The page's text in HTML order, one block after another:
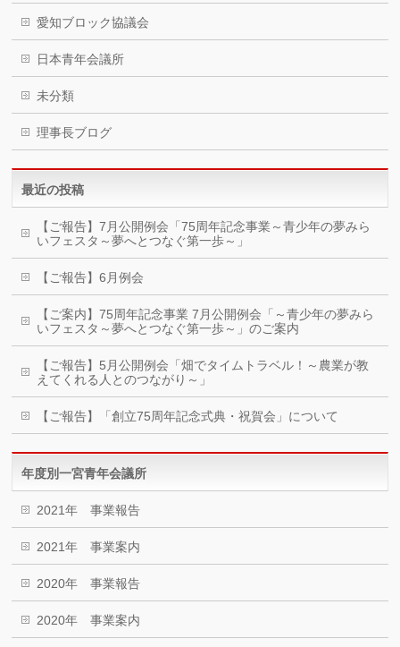
愛知ブロック協議会
日本青年会議所
未分類
理事長ブログ
最近の投稿
【ご報告】7月公開例会「75周年記念事業～青少年の夢みら
いフェスタ～夢へとつなぐ第一歩～」
【ご報告】6月例会
【ご案内】75周年記念事業 7月公開例会「～青少年の夢みら
いフェスタ～夢へとつなぐ第一歩～」のご案内
【ご報告】5月公開例会「畑でタイムトラベル！～農業が教
えてくれる人とのつながり～」
【ご報告】「創立75周年記念式典・祝賀会」について
年度別一宮青年会議所
2021年 事業報告
2021年 事業案内
2020年 事業報告
2020年 事業案内